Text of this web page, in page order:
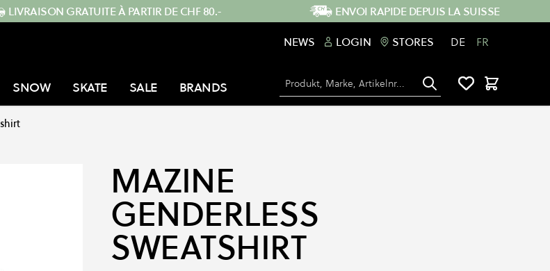
LIVRAISON GRATUITE À PARTIR DE CHF 80.-
ENVOI RAPIDE DEPUIS LA SUISSE
NEWS
LOGIN STORES DE FR
SNOW SKATE SALE BRANDS Chercher Panier
MAZINE
GENDERLESS
SWEATSHIRT